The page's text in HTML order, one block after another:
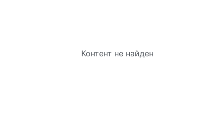
Контент не найден